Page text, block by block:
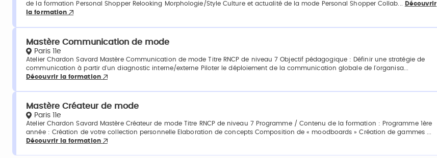
de la formation Personal Shopper Relooking Morphologie/Style Culture et actualité de la mode Personal Shopper Collab...
Découvrir
la formation
Mastère Communication de mode
Paris 11e
Atelier Chardon Savard Mastère Communication de mode Titre RNCP de niveau 7 Objectif pédagogique : Définir une stratégie de
communication à partir d'un diagnostic interne/externe Piloter le déploiement de la communication globale de l'organisa...
Découvrir la formation
Mastère Créateur de mode
Paris 11e
Atelier Chardon Savard Mastère Créateur de mode Titre RNCP de niveau 7 Programme / Contenu de la formation : Programme 1ère
année : Création de votre collection personnelle Elaboration de concepts Composition de « moodboards » Création de gammes ...
Découvrir la formation